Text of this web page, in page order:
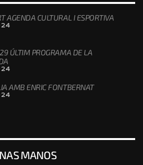
AGENDA CULTURAL I ESPORTIVA
ÚLTIM PROGRAMA DE LA
AMB ENRIC FONTBERNAT
MANOS